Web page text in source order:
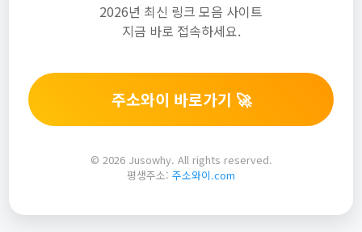
2026년 최신 링크 모음 사이트
지금 바로 접속하세요.
주소와이 바로가기 🚀
© 2026 Jusowhy. All rights reserved.
평생주소: 주소와이.com